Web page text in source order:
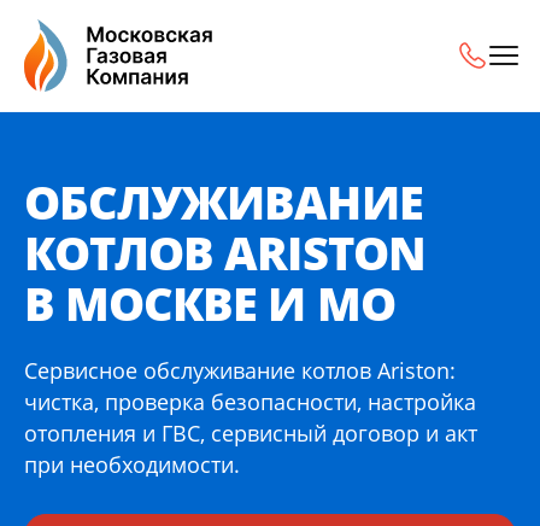
ОБСЛУЖИВАНИЕ
КОТЛОВ ARISTON
В МОСКВЕ И МО
Сервисное обслуживание котлов Ariston:
чистка, проверка безопасности, настройка
отопления и ГВС, сервисный договор и акт
при необходимости.